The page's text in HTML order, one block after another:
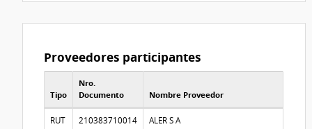
Proveedores participantes
Proveedores participantes
Tipo
Nro.
Documento
Nombre Proveedor
RUT 210383710014 ALER S A